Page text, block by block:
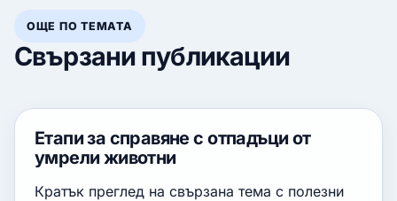
ОЩЕ ПО ТЕМАТА
Свързани публикации
Етапи за справяне с отпадъци от
умрели животни
Кратък преглед на свързана тема с полезни